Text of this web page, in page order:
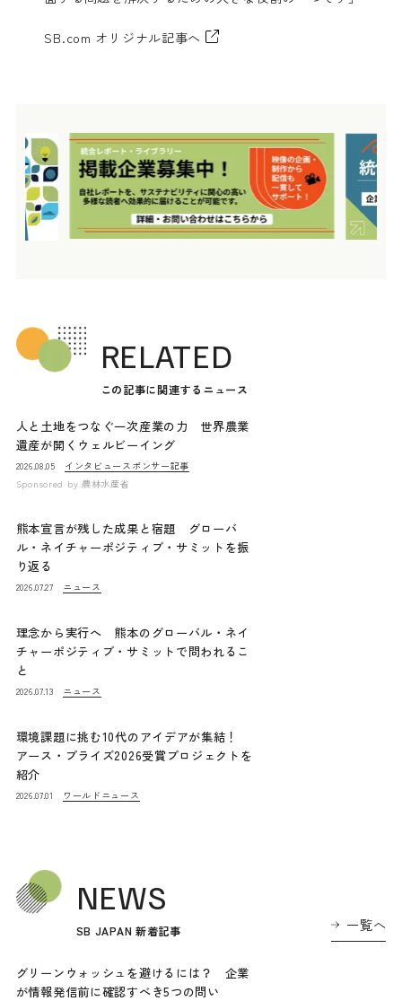
SB.com オリジナル記事へ
RELATED
この記事に関連するニュース
人と土地をつなぐ一次産業の力 世界農業
遺産が開くウェルビーイング
2026.08.05 インタビュー スポンサー記事
Sponsored by 農林水産省
熊本宣言が残した成果と宿題 グローバ
ル・ネイチャーポジティブ・サミットを振
り返る
2026.07.27 ニュース
理念から実行へ 熊本のグローバル・ネイ
チャーポジティブ・サミットで問われるこ
と
2026.07.13 ニュース
環境課題に挑む10代のアイデアが集結！
アース・プライズ2026受賞プロジェクトを
紹介
2026.07.01 ワールドニュース
NEWS
SB JAPAN 新着記事 一覧へ
グリーンウォッシュを避けるには？ 企業
が情報発信前に確認すべき5つの問い